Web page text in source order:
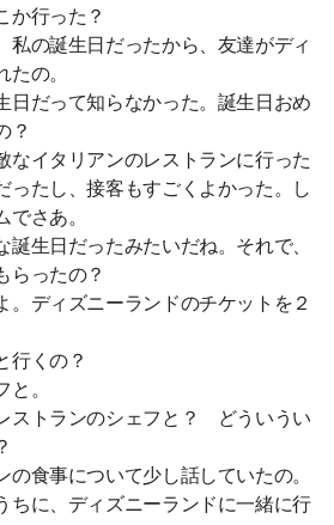
か行った？
私の誕生日だったから、友達がディ
の。
だって知らなかった。誕生日おめ
？
なイタリアンのレストランに行った
ったし、接客もすごくよかった。し
さあ。
生日だったみたいだね。それで、
らったの？
。ディズニーランドのチケットを２
行くの？
。
ストランのシェフと？ どういうい
食事について少し話していたの。
ちに、ディズニーランドに一緒に行